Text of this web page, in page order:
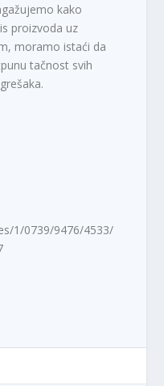
kako
proizvoda uz
moramo istaći da
tačnost svih
1/0739/9476/4533/